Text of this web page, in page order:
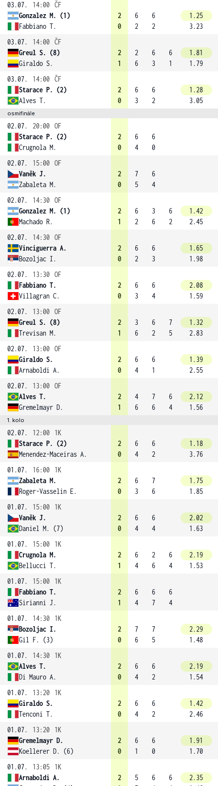
03.07.
14:00 ČF
Gonzalez M. (1)
Fabbiano T.
2
0
6
2
6
2
1.25
3.23
03.07.
14:00 ČF
Greul S. (8)
Giraldo S.
2
1
2
6
6
3
6
1
1.81
1.79
03.07.
14:00 ČF
Starace P. (2)
Alves T.
2
0
6
3
6
2
1.28
3.05
osmifinále
02.07. 20:00 OF
Starace P. (2)
Crugnola M.
2
0
6
4
6
0
02.07.
15:00 OF
Vaněk J.
Zabaleta M.
2
0
7
5
6
4
02.07.
14:30 OF
Gonzalez M. (1)
Machado R.
2
1
6
2
3
6
6
2
1.42
2.45
02.07.
14:30 OF
Vinciguerra A.
Bozoljac I.
2
0
6
2
6
3
1.65
1.98
02.07.
13:30 OF
Fabbiano T.
Villagran C.
2
0
6
3
6
4
2.08
1.59
02.07.
13:00 OF
Greul S. (8)
Trevisan M.
2
1
3
6
6
2
7
5
1.32
2.83
02.07.
13:00 OF
Giraldo S.
Arnaboldi A.
2
0
6
4
6
1
1.39
2.55
02.07.
13:00 OF
Alves T.
Gremelmayr D.
2
1
4
6
7
6
6
4
2.12
1.56
1. kolo
02.07. 12:00
1K
Starace P. (2)
Menendez-Maceiras A.
2
0
6
4
6
2
1.18
3.76
01.07.
16:00
1K
Zabaleta M.
Roger-Vasselin E.
2
0
6
3
7
6
1.75
1.85
01.07.
15:00
1K
Vaněk J.
Daniel M. (7)
2
0
6
4
6
4
2.02
1.63
01.07.
15:00
1K
Crugnola M.
Bellucci T.
2
1
6
4
2
6
6
4
2.19
1.53
01.07.
15:00
1K
Fabbiano T.
Sirianni J.
2
1
6
4
6
7
6
4
01.07.
14:30
1K
Bozoljac I.
Gil F. (3)
2
0
7
6
7
5
2.29
1.48
01.07.
14:30
1K
Alves T.
Di Mauro A.
2
0
6
4
6
2
2.19
1.54
01.07.
13:20
1K
Giraldo S.
Tenconi T.
2
0
6
4
6
2
1.42
2.46
01.07.
13:20
1K
Gremelmayr D.
Koellerer D. (6)
2
0
6
1
6
0
1.91
1.70
01.07.
13:05
1K
Arnaboldi A.
2
5
6
6
2.35